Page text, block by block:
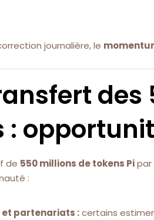
journalière, le
:
de 550 millions de tokens Pipar
:
et partenariats :certains